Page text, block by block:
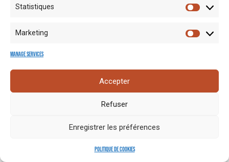
Statistiques
Marketing
Manage services
Accepter
Refuser
Enregistrer les préférences
Politique de cookies
Mentions
Espace
presse